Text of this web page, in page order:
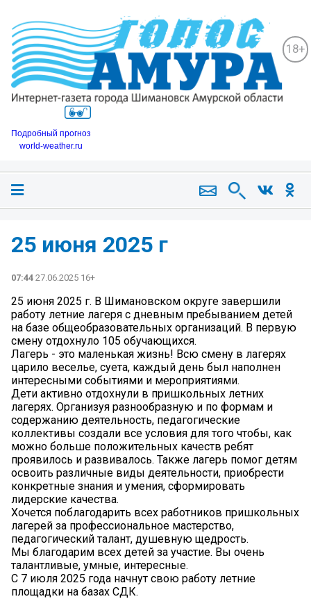
18+
Подробный прогноз
world-weather.ru
25 июня 2025 г
07:44 27.06.2025 16+
25 июня 2025 г. В Шимановском округе завершили
работу летние лагеря с дневным пребыванием детей
на базе общеобразовательных организаций. В первую
смену отдохнуло 105 обучающихся.
Лагерь - это маленькая жизнь! Всю смену в лагерях
царило веселье, суета, каждый день был наполнен
интересными событиями и мероприятиями.
Дети активно отдохнули в пришкольных летних
лагерях. Организуя разнообразную и по формам и
содержанию деятельность, педагогические
коллективы создали все условия для того чтобы, как
можно больше положительных качеств ребят
проявилось и развивалось. Также лагерь помог детям
освоить различные виды деятельности, приобрести
конкретные знания и умения, сформировать
лидерские качества.
Хочется поблагодарить всех работников пришкольных
лагерей за профессиональное мастерство,
педагогический талант, душевную щедрость.
Мы благодарим всех детей за участие. Вы очень
талантливые, умные, интересные.
С 7 июля 2025 года начнут свою работу летние
площадки на базах СДК.